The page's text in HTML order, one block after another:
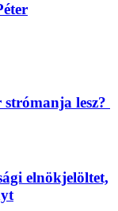
lesz?
elnökjelöltet,